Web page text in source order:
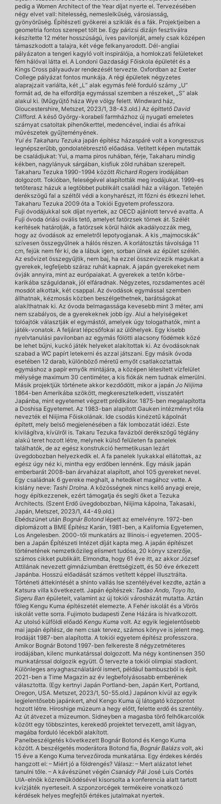
pedig a Women Architect of the Year díjat nyerte el. Tervezésében
négy elvet vall: hitelesség, nemeslelkűség, városiasság,
gyönyörűség. Építészeti gyökerei a sziklák és a fák. Projektjeiben a
geometria fontos szerepet tölt be. Egy párizsi dizájn fesztiválra
készítette 12 méter hosszúságú, íves pavilonját, amely csak középen
támaszkodott a talajra, két vége felkanyarodott. Dél-angliai
pályázaton a tengeri kagyló volt inspirálója, a homlokzati felületeket
fém hálóval látta el. A Londoni Gazdasági Főiskola épületét és a
Kings Cross pályaudvar rendezését tervezte. Oxfordban az Exeter
College pályázat fontos munkája. A régi épületek négyzetes
alaprajzait variálta, két „L” alak egymás felé forduló szárny „U”
formát ad, de ha elfordítja egymással szemben a részeket, „S” alak
alakul ki. (Műgyűjtő háza Wye völgy felett. Windward ház,
Gloucestershire, Metszet, 2023/1, 38-43.old.) Az építtető David
Clifford. A késő György-korabeli farmházhoz új nyugati emeletes
szárnyat csatoltak pihenőkerttel, medencével, indiai és afrikai
művészetek gyűjteményének.
Yui és Takaharu Tezuka japán építész házaspáré volt a kongresszus
legnépszerűbb, gondolatébresztő előadása. Vetített képen mutatták
be családjukat: Yui, a mama piros ruhában, férje, Takaharu mindig
kékben, nagylányuk sárgában, kisfiuk zöld ruhában szerepelt.
Takaharu Tezuka 1990-1994 között Richard Rogers irodájában
dolgozott. Tokióban, feleségével alapították meg irodájukat. 1999-es
tetőterasz házuk a legtöbbet publikált családi ház a világon. Tetején
derékszögű fal a széltől védi a konyharészt, itt főzni és étkezni lehet.
Takaharu Tezuka 2009 óta a Tokiói Egyetem professzora.
Fuji óvodájukkal sok díjat nyertek, az OECD ajánlott tervvé avatta. A
Fuji óvoda óriási ovális tető, amelyet fatörzsek törnek át. Szélét
kerítések határolják, a fatörzsek körül hálók akadályozzák meg,
hogy az óvodások az emeletről lepotyogjanak. A kis „majmocskák”
szívesen összegyűlnek a hálós részen. A korlátosztás távolsága 11
cm, fejük nem fér ki, de a lábuk igen, sorban ülnek az épület szélén.
Az esővizet összegyűjtik, nem baj, ha ezzel összevizezik magukat a
gyerekek, legfeljebb száraz ruhát kapnak. A japán gyerekeket nem
óvják annyira, mint az európaiakat. A gyerekek a tetőn körbe-
karikába száguldanak, jól elfáradnak. Négyzetes, rozsdamentes acél
mosdót alkottak, két csappal. Az óvodások egymással szemben
állhatnak, kézmosás közben beszélgethetnek, barátságokat
alakíthatnak ki. Az óvoda belmagassága kevesebb mint 3 méter, ami
nem szabályos, de a gyerekeknek jobb így. Alul a helyiségeket
tolóajtók választják el egymástól, amelyek úgy tologathatók, mint a
játék-vonatok. A feljárat lépcsőfokai az ülőhelyek. Egy kisebb
nyelvtanulási pavilonban az egymás fölötti alacsony födémek közé
be lehet bújni, kuckó játék helyeket alakítottak ki. Az óvodásoknak
szabad a WC papírt letekerni és azzal játszani. Egy másik óvoda
esetében 12 darab, különböző méretű ernyőt csatlakoztattak
egymáshoz a papír ernyők mintájára, a középen létesített vízfelület
mélysége maximum 30 centiméter, a kis fiókák nem tudnak elmerülni.
Másik projektjük története akkor kezdődött, mikor a japán Jo Niijima
1864-ben Amerikába szökött, megkeresztelkedett, visszatért
Japánba, mint egyetemet végzett prédikátor. 1875-ben megalapította
a Doshisa Egyetemet. Az 1983-ban alapított Gauken intézményt róla
nevezték el Niijima Főiskolának. Ide csodás kinézetű kápolnát
épített, mely belső megjelenésében a fák lombozatát idézi. Este
kivilágítva, kívülről is. Takaru Tezuka favázból derékszögű téglány
alakú teret hozott létre, melynek külső felületen fa panelek
találhatók, de az egész konstrukció hermetikusan lezárt
üvegdobozban helyezkedik el. A fa panelek lyukakkal ellátottak, az
egész úgy néz ki, mintha egy erdőben lennénk. Egy másik japán
emberbarát 2008-ban árvaházat alapított, ahol 105 gyereket nevel.
Egy családnak 6 gyereke meghalt, a hetediket magához vette. A
kislány neve: Tashi Drolna. A közösségnek nincs kellő anyagi ereje,
hogy építkezzenek, ezért támogatja és segíti őket a Tezuka
Architects. (Szent Erdő üvegdobozban, Niijima kápolna, Takasaki,
Japán, Metszet, 2023/1, 44-49.old.)
Ebédszünet után Bognár Botondlépett az emelvényre. 1972-ben
diplomázott a BME Építész Karán, 1981-ben, a Kalifornia Egyetemen,
Los Angelesben. 2000-től munkatárs az Illinois-i egyetemen. 2005-
ben a Japán Építészeti Intézet díját kapta meg. A japán építészet
történetének nemzetközileg elismert tudósa, 20 könyv szerzője,
számos cikket publikált. Elmondta, hogy 61 éve itt, az akkor József
Attilának nevezett gimnáziumban érettségizett, és 50 éve érkezett
Japánba. Hosszú előadását számos vetített képpel illusztrálta.
Történeti áttekintését a shinto vallás Ise szentélyével kezdte, aztán a
Katsura villa következett. Japán építészek: Tadao Ando, Toyo Ito,
Sigeru Ban épületeit, valamint az új tokiói városházát mutatta. Aztán
főleg Kengu Kuma építészetét elemezte. A Fehér iskolát és a Vörös
iskolát vette sorra. Fujimoto budapesti Zene Házára is hivatkozott.
Az utolsó külföldi előadó Kengu Kuma volt. Az egyik legjelentősebb
mai japán építész, de nem csak tervez, számos könyve is jelent meg.
Irodáját 1987-ben alapította. A tokiói egyetem építész professzora.
Amikor Bognár Botond 1997-ben felkereste 8 négyzetméteres
irodájában, kilenc munkatárssal dolgozott. Ma négy kontinensen 350
munkatárssal dolgozik együtt. Ő tervezte a tokiói olimpiai stadiont.
Különleges anyaghasználatáról ismert, például bambuszból is épít.
2021-ben a Time Magazin az év legbefolyásosabb emberének
választotta. (Egy kertnyi Japán Portland-ben, Japán Kert, Portland,
Oregon, USA. Metszet, 2023/1, 50-55.old.) Japánon kívül az egyik
legjelentősebb japánkert, ahol Kengo Kuma új látogató központot
hozott létre. Hiroshige múzeum a hegy előtt, felette erdő és szentély.
Az út átvezet a múzeumon. Sidneyben a magasba törő felhőkarcolók
között egy többszintes, kerekedő projektet tervezett, amit lágyan,
magába forduló lécekből alakított.
Panelbeszélgetés következett Bognár Botond és Kengo Kuma
között. A beszélgetés moderátora Botond fia, Bognár Balázs volt, aki
15 éve a Kengo Kuma tervezőiroda munkatársa. Egy érdekes kérdés
hangzott el: – Miért jó a földrengés? Válasz: – Mert alázatot lehet
tanulni tőle. – A kávészünet végén Csanády Pál José Luis Cortés
UIA-elnök közreműködésével kisorsolta a konferencia alatt tartott
kvízjáték nyerteseit. A szponzorcégek termékeire vonatkozó
kérdések helyes megfejtői értékes jutalmakat nyertek.